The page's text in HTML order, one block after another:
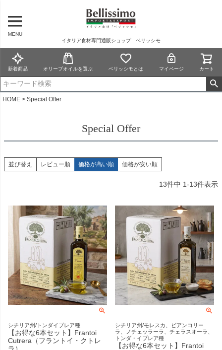
MENU
イタリア食材専門通販ショップ ベリッシモ
新着商品 オリーブオイルを選ぶ ベリッシモとは マイページ カート
HOME Special Offer
Special Offer
並び替え レビュー順 価格が高い順 価格が安い順
13件中 1-13件表示
シチリア州/トンダイブレア種
【お得な6本セット】Frantoi
Cutrera（フラントイ・クトレ
シチリア州/モレスカ、ビアンコリー
ラ、ノチェッラーラ、チェラスオーラ、
トンダ・イブレア種
【お得な6本セット】Frantoi